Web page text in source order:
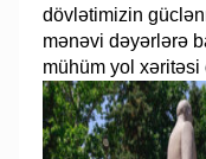
dövlətimizin
mənəvi dəyərlərə
mühüm yol xəritəsi